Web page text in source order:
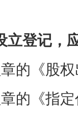
立登记，
的《股
的《指